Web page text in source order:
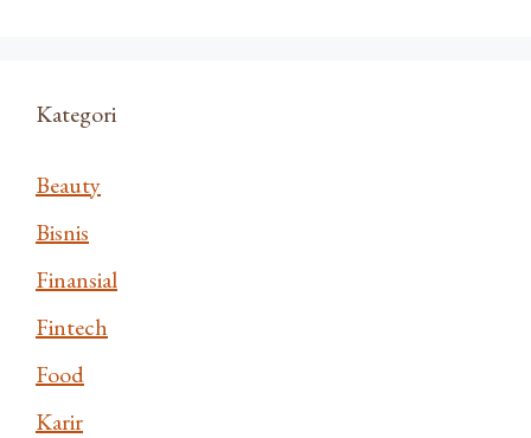
Kategori
Beauty
Bisnis
Finansial
Fintech
Food
Karir